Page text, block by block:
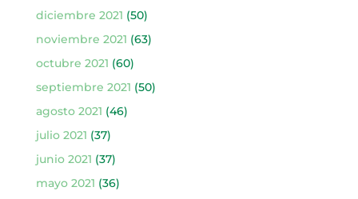
diciembre 2021 (50)
noviembre 2021 (63)
octubre 2021 (60)
septiembre 2021 (50)
agosto 2021 (46)
julio 2021 (37)
junio 2021 (37)
mayo 2021 (36)